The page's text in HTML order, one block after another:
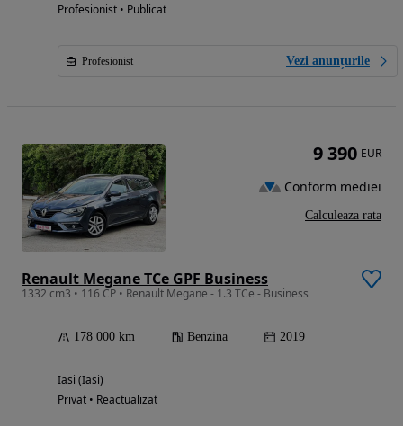
Profesionist • Publicat
Profesionist Vezi anunțurile
Renault Megane TCe GPF Business
1332 cm3 • 116 CP • Renault Megane - 1.3 TCe - Business
178 000 km Benzina 2019
Iasi (Iasi)
Privat • Reactualizat
9 390 EUR
Conform mediei
Calculeaza rata